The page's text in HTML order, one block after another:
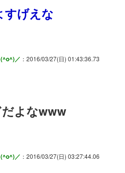
すげえな
／ ：2016/03/27(日) 01:43:36.73
よなwww
／ ：2016/03/27(日) 03:27:44.06